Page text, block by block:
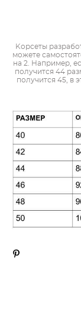
Kорсеты
можете
на 2. Например,
получится 44
получится 45, в